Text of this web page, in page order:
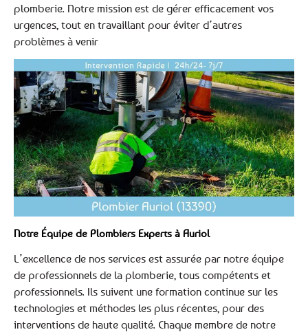
plomberie. Notre mission est de gérer efficacement vos
urgences, tout en travaillant pour éviter d’autres
problèmes à venir
Notre Équipe de Plombiers Experts à Auriol
L’excellence de nos services est assurée par notre équipe
de professionnels de la plomberie, tous compétents et
professionnels. Ils suivent une formation continue sur les
technologies et méthodes les plus récentes, pour des
interventions de haute qualité. Chaque membre de notre